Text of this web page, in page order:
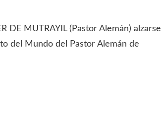
DE MUTRAYIL (Pastor Alemán) alzarse
del Mundo del Pastor Alemán de